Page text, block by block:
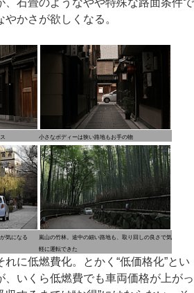
、石畳のようなやや特殊な路面条件で
かさが欲しくなる。
小さなボディーは狭い路地もお手の物
気になる
嵐山の竹林。途中の細い路地も、取り回しの良さで気
軽に運転できた
に低燃費化。とかく“低価格化”とい
、いくら低燃費でも車両価格が上がっ